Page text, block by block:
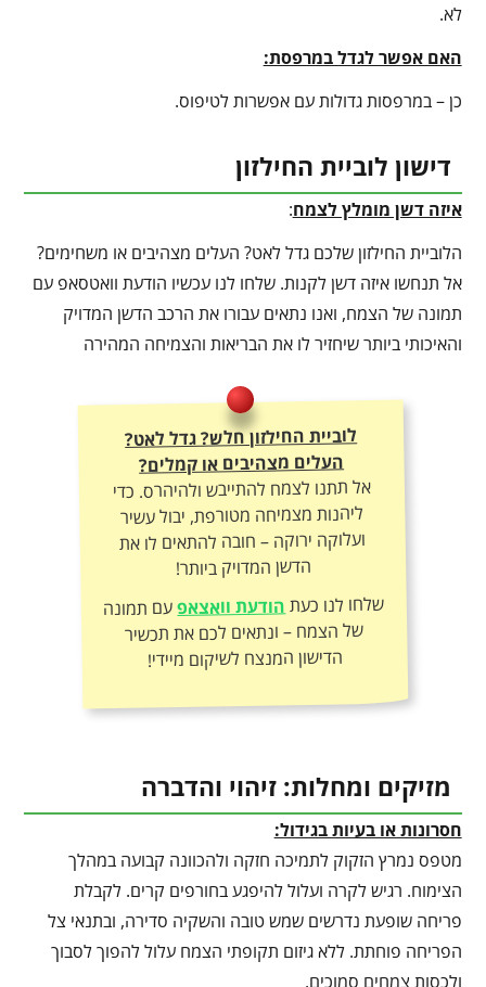
לא.
האם אפשר לגדל במרפסת:
כן – במרפסות גדולות עם אפשרות לטיפוס.
דישון לוביית החילזון
איזה דשן מומלץ לצמח:
הלוביית החילזון שלכם גדל לאט? העלים מצהיבים או משחימים?
אל תנחשו איזה דשן לקנות. שלחו לנו עכשיו הודעת וואטסאפ עם
תמונה של הצמח, ואנו נתאים עבורו את הרכב הדשן המדויק
והאיכותי ביותר שיחזיר לו את הבריאות והצמיחה המהירה
לוביית החילזון חלש? גדל לאט?
העלים מצהיבים או קמלים?
אל תתנו לצמח להתייבש ולהיהרס. כדי
ליהנות מצמיחה מטורפת, יבול עשיר
ועלוקה ירוקה – חובה להתאים לו את
הדשן המדויק ביותר!
שלחו לנו כעתהודעת וואצאפעם תמונה
של הצמח – ונתאים לכם את תכשיר
הדישון המנצח לשיקום מיידי!
מזיקים ומחלות: זיהוי והדברה
חסרונות או בעיות בגידול:
מטפס נמרץ הזקוק לתמיכה חזקה ולהכוונה קבועה במהלך
הצימוח. רגיש לקרה ועלול להיפגע בחורפים קרים. לקבלת
פריחה שופעת נדרשים שמש טובה והשקיה סדירה, ובתנאי צל
הפריחה פוחתת. ללא גיזום תקופתי הצמח עלול להפוך לסבוך
ולכסות צמחים סמוכים.